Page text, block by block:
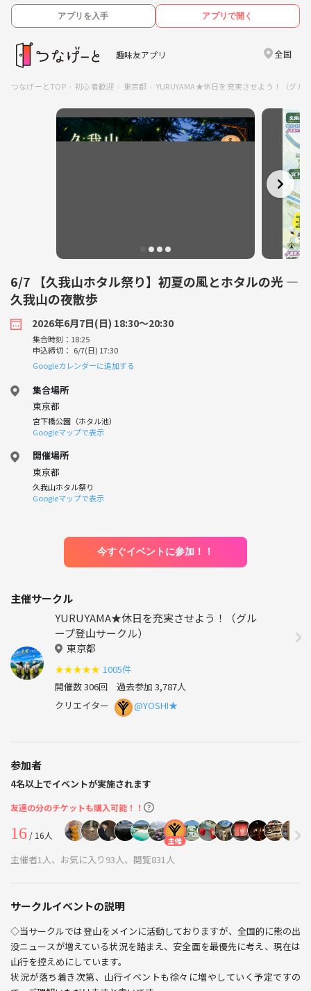
アプリを入手 アプリで開く
趣味友アプリ 全国
つなげーとTOP 初心者歓迎 東京都 YURUYAMA★休日を充実させよう！（グル
6/7 【久我山ホタル祭り】初夏の風とホタルの光 ―
久我山の夜散歩
2026年6月7日(日) 18:30〜20:30
集合時刻：18:25
申込締切： 6/7(日) 17:30
Googleカレンダーに追加する
集合場所
東京都
宮下橋公園（ホタル池）
Googleマップで表示
開催場所
東京都
久我山ホタル祭り
Googleマップで表示
今すぐイベントに参加！！
主催サークル
YURUYAMA★休日を充実させよう！（グル
ープ登山サークル）
東京都
★★★★★ 1005件
開催数 306回 過去参加 3,787人
クリエイター
@YOSHI★
参加者
4名以上でイベントが実施されます
友達の分のチケットも購入可能！！
16 / 16人 主催
主催者1人、お気に入り93人、閲覧831人
サークルイベントの説明
◇当サークルでは登山をメインに活動しておりますが、全国的に熊の出
没ニュースが増えている状況を踏まえ、安全面を最優先に考え、現在は
山行を控えめにしています。
状況が落ち着き次第、山行イベントも徐々に増やしていく予定ですの